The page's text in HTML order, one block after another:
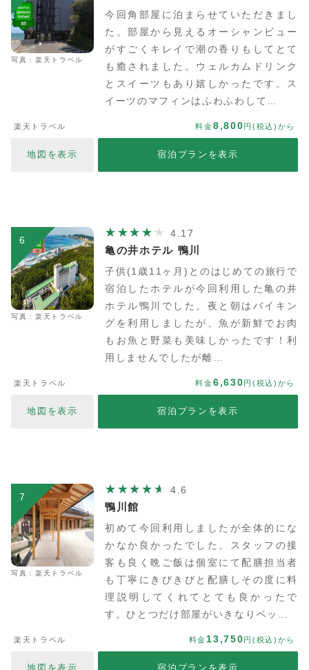
写真：楽天トラベル
今回角部屋に泊まらせていただきまし
た。部屋から見えるオーシャンビュー
がすごくキレイで潮の香りもしてとて
も癒されました。ウェルカムドリンク
とスイーツもあり嬉しかったです。ス
イーツのマフィンはふわふわして…
楽天トラベル 料金8,800円(税込)から
地図を表示 宿泊プランを表示
6
写真：楽天トラベル
4.17
亀の井ホテル 鴨川
子供(1歳11ヶ月)とのはじめての旅行で
宿泊したホテルが今回利用した亀の井
ホテル鴨川でした。夜と朝はバイキン
グを利用しましたが、魚が新鮮でお肉
もお魚と野菜も美味しかったです！利
用しませんでしたが離…
楽天トラベル 料金6,630円(税込)から
地図を表示 宿泊プランを表示
7
写真：楽天トラベル
4.6
鴨川館
初めて今回利用しましたが全体的にな
かなか良かったでした。スタッフの接
客も良く晩ご飯は個室にて配膳担当者
も丁寧にきびきびと配膳しその度に料
理説明してくれてとても良かったで
す。ひとつだけ部屋がいきなりベッ…
楽天トラベル 料金 13,750円(税込)から
地図を表示 宿泊プランを表示